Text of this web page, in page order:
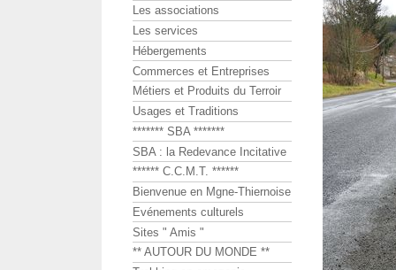
Les associations
Les services
Hébergements
Commerces et Entreprises
Métiers et Produits du Terroir
Usages et Traditions
******* SBA *******
SBA : la Redevance Incitative
****** C.C.M.T. ******
Bienvenue en Mgne-Thiernoise
Evénements culturels
Sites " Amis "
** AUTOUR DU MONDE **